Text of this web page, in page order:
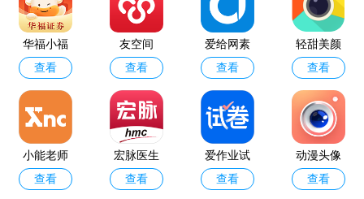
监管热线a
pp官方版
查看
模拟黑客
软件手机
版
查看
华福小福
牛
查看
友空间
查看
爱给网素
材官方版a
pp
查看
轻甜美颜
相机
查看
小能老师
查看
宏脉医生
官方版
查看
爱作业试
卷宝软件
查看
动漫头像
生成器手
查看